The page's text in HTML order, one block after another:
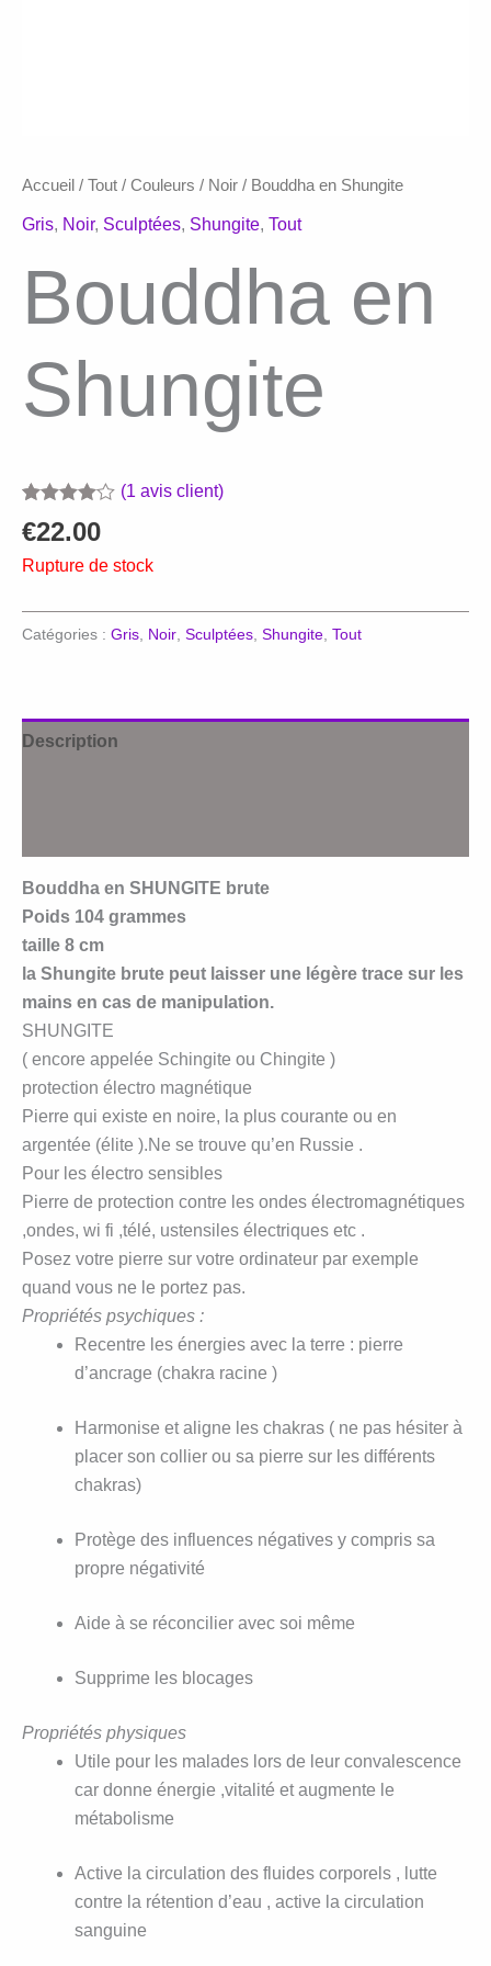
Accueil / Tout / Couleurs / Noir / Bouddha en Shungite
Gris, Noir, Sculptées, Shungite, Tout
Bouddha en
Shungite
sur 5
sur
(1 avis client)
€22.00
Rupture de stock
Catégories : Gris Noir Sculptées Shungite Tout
Description
Bouddha en SHUNGITE brute
Poids 104 grammes
taille 8 cm
la Shungite brute peut laisser une légère trace sur les
mains en cas de manipulation.
SHUNGITE
( encore appelée Schingite ou Chingite )
protection électro magnétique
Pierre qui existe en noire, la plus courante ou en
argentée (élite ).Ne se trouve qu’en Russie .
Pour les électro sensibles
Pierre de protection contre les ondes électromagnétiques
,ondes, wi fi ,télé, ustensiles électriques etc .
Posez votre pierre sur votre ordinateur par exemple
quand vous ne le portez pas.
Propriétés psychiques :
Recentre les énergies avec la terre : pierre
d’ancrage (chakra racine )
Harmonise et aligne les chakras ( ne pas hésiter à
placer son collier ou sa pierre sur les différents
chakras)
Protège des influences négatives y compris sa
propre négativité
Aide à se réconcilier avec soi même
Supprime les blocages
Propriétés physiques
Utile pour les malades lors de leur convalescence
car donne énergie ,vitalité et augmente le
métabolisme
Active la circulation des fluides corporels , lutte
contre la rétention d’eau , active la circulation
sanguine